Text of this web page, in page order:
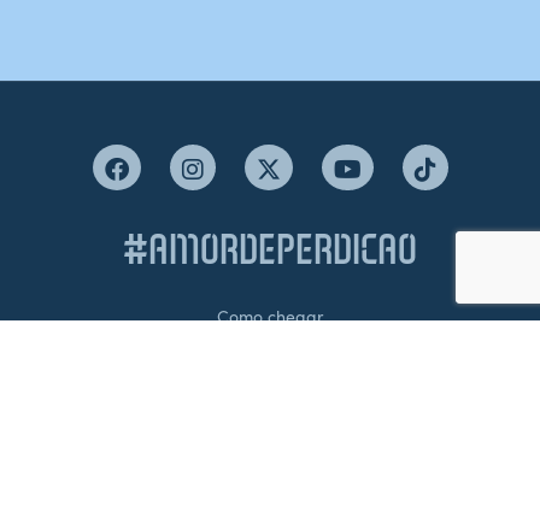
#AMORDEPERDICAO
Como chegar